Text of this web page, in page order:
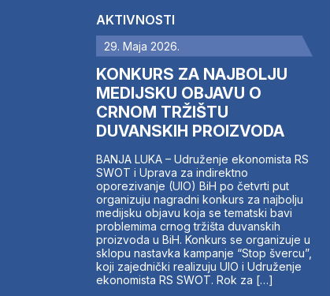
AKTIVNOSTI
29. Maja 2026.
KONKURS ZA NAJBOLJU
MEDIJSKU OBJAVU O
CRNOM TRŽIŠTU
DUVANSKIH PROIZVODA
BANJA LUKA – Udruženje ekonomista RS
SWOT i Uprava za indirektno
oporezivanje (UIO) BiH po četvrti put
organizuju nagradni konkurs za najbolju
medijsku objavu koja se tematski bavi
problemima crnog tržišta duvanskih
proizvoda u BiH. Konkurs se organizuje u
sklopu nastavka kampanje “Stop švercu”,
koji zajednički realizuju UIO i Udruženje
ekonomista RS SWOT. Rok za […]